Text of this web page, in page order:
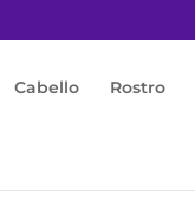
Cabello Rostro